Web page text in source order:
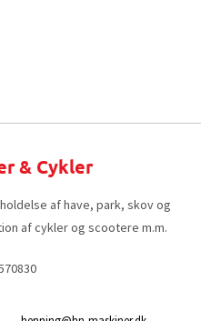
& Cykler
af have, park, skov og
af cykler og scootere m.m.